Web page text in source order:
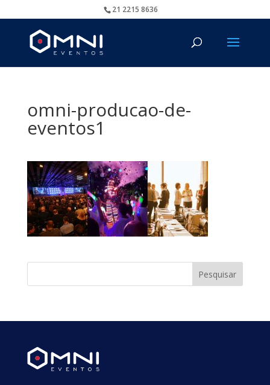
21 2215 8636
omni-producao-de-
eventos1